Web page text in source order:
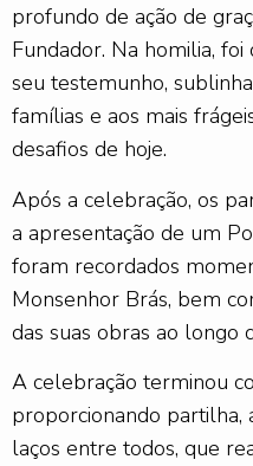
profundo de ação de
Fundador. Na homilia,
seu testemunho,
famílias e aos mais
desafios de hoje.
Após a celebração, os
a apresentação de um
foram recordados
Monsenhor Brás, bem
das suas obras ao longo
A celebração terminou
proporcionando
laços entre todos, que